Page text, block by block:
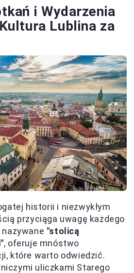
i Wydarzenia
Lublina za
historii i niezwykłym
przyciąga uwagę każdego
"stolicą
, oferuje mnóstwo
które warto odwiedzić.
uliczkami Starego